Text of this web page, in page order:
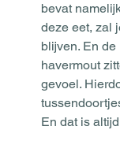
bevat
deze eet, zal
blijven. En
havermout
gevoel.
En dat is